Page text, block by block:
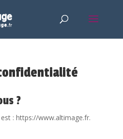
?
: https://www.altimage.fr.